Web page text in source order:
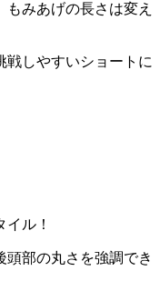
みあげの長さは変え
戦しやすいショートに
ル！
頭部の丸さを強調でき